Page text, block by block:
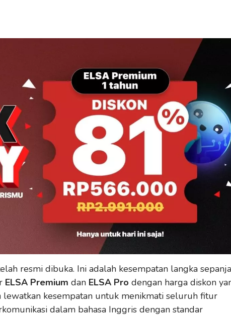
resmi dibuka. Ini adalah kesempatan langka
ELSA Premium dan ELSA Pro dengan harga diskon
lewatkan kesempatan untuk menikmati seluruh fitur
dalam bahasa Inggris dengan standar